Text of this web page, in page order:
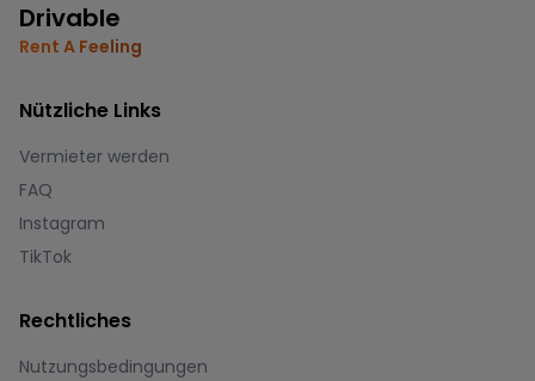
Drivable
Rent A Feeling
Nützliche Links
Vermieter werden
FAQ
Instagram
TikTok
Rechtliches
Nutzungsbedingungen